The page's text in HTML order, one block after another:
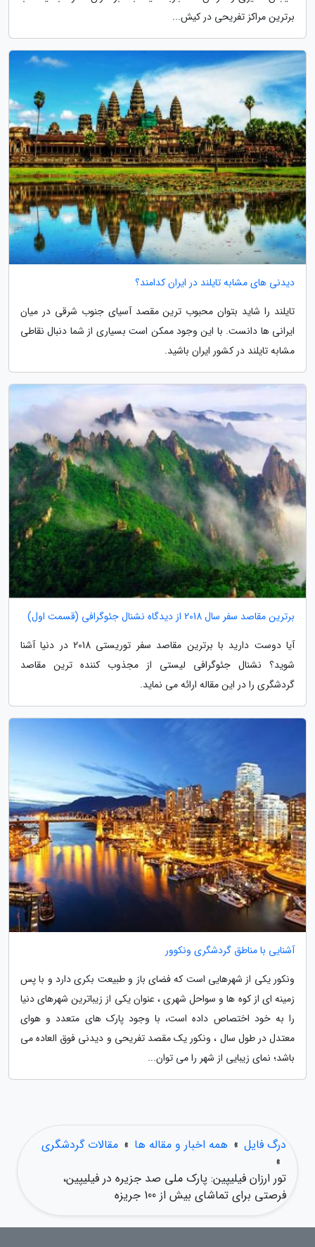
برترین مراکز تفریحی در کیش...
دیدنی های مشابه تایلند در ایران کدامند؟
تایلند را شاید بتوان محبوب ترین مقصد آسیای جنوب شرقی در میان
ایرانی ها دانست. با این وجود ممکن است بسیاری از شما دنبال نقاطی
مشابه تایلند در کشور ایران باشید.
برترین مقاصد سفر سال 2018 از دیدگاه نشنال جئوگرافی (قسمت اول)
آیا دوست دارید با برترین مقاصد سفر توریستی 2018 در دنیا آشنا
شوید؟ نشنال جئوگرافی لیستی از مجذوب کننده ترین مقاصد
گردشگری را در این مقاله ارائه می نماید.
آشنایی با مناطق گردشگری ونکوور
ونکور یکی از شهرهایی است که فضای باز و طبیعت بکری دارد و با پس
زمینه ای از کوه ها و سواحل شهری ، عنوان یکی از زیباترین شهرهای دنیا
را به خود اختصاص داده است، با وجود پارک های متعدد و هوای
معتدل در طول سال ، ونکور یک مقصد تفریحی و دیدنی فوق العاده می
باشد؛ نمای زیبایی از شهر را می توان...
درگ فایل » همه اخبار و مقاله ها » مقالات گردشگری
»
تور ارزان فیلیپین: پارک ملی صد جزیره در فیلیپین،
فرصتی برای تماشای بیش از 100 جریزه